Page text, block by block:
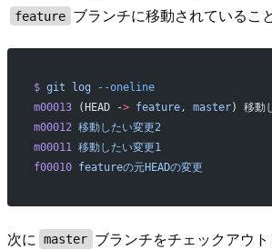
feature ブランチに移動されているこ
$ git log --oneline
m00013 (HEAD -> feature, master) 移動
m00012 移動したい変更2
m00011 移動したい変更1
f00010 featureの元HEADの変更
次に master ブランチをチェックアウト